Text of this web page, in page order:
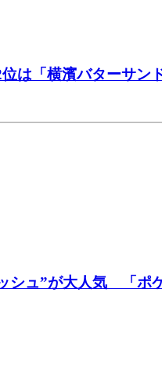
は「横濱バターサン
シュ”が大人気 「